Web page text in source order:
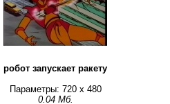
робот запускает ракету
Параметры: 720 x 480
0.04 Мб.